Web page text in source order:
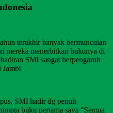
terakhir banyak bermunculan
mereka menerbitkan bukunya di
SMI sangat berpengaruh
Jambi
SMI hadir dg penuh
buku pertama saya "Semua